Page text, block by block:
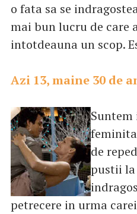
o fata sa se
mai bun lucru de care
intotdeauna un scop.
Azi 13, maine 30 de
Suntem
de
pustii la
petrecere in urma